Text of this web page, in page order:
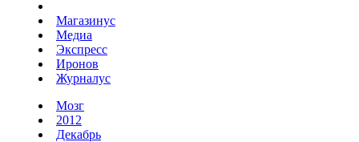
Магазинус
Медиа
Экспресс
Иронов
Журналус
Мозг
2012
Декабрь